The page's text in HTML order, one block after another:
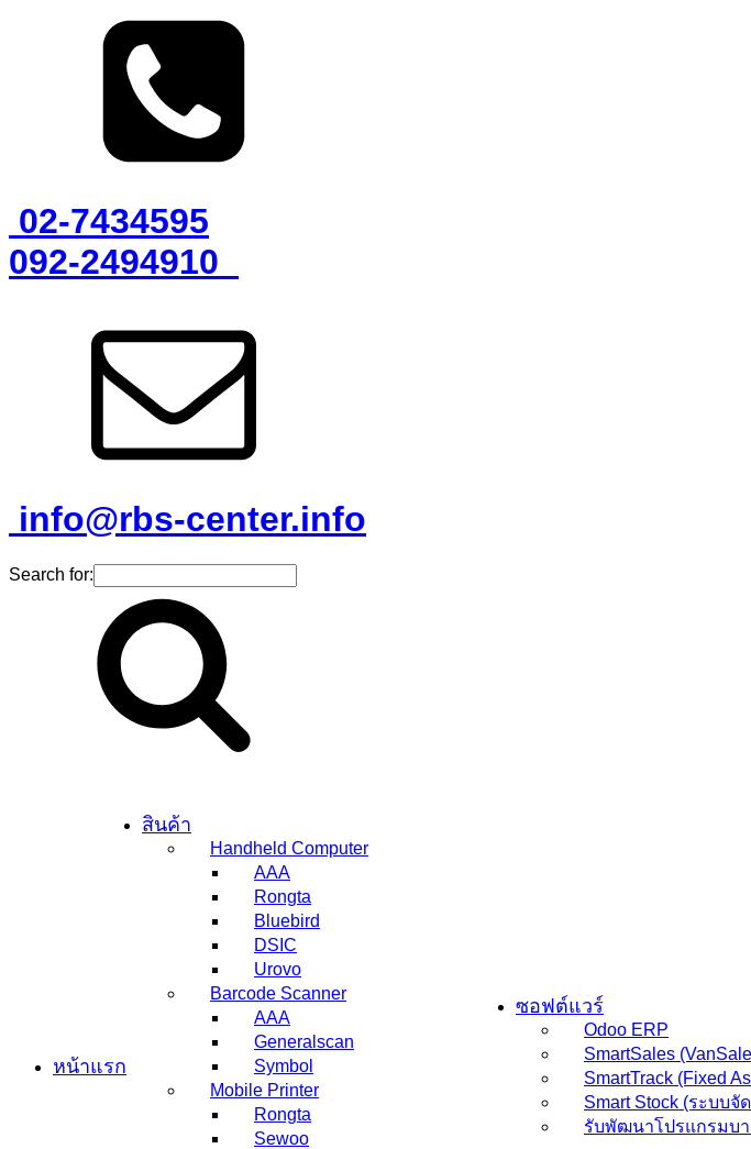
02-7434595
092-2494910
info@rbs-center.info
Search for:
หน้าแรก
สินค้า
Handheld Computer
AAA
Rongta
Bluebird
DSIC
Urovo
Barcode Scanner
AAA
Generalscan
Symbol
Mobile Printer
Rongta
Sewoo
ซอฟต์แวร์
Odoo ERP
SmartSales
SmartTrack (Fixed
Smart Stock (ระบบจั
รับพัฒนาโปรแกรมบ